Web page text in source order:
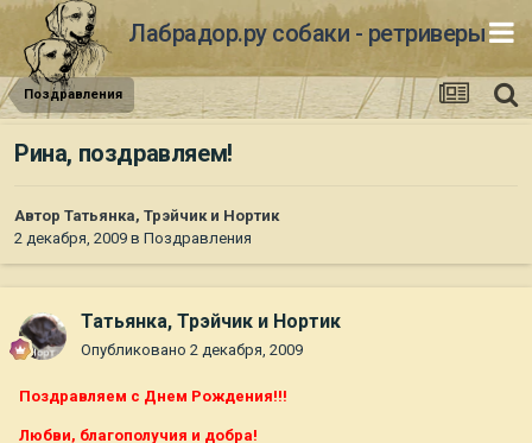
Лабрадор.ру собаки - ретриверы
Поздравления
Рина, поздравляем!
Автор Татьянка, Трэйчик и Нортик
2 декабря, 2009 в Поздравления
Татьянка, Трэйчик и Нортик
Опубликовано 2 декабря, 2009
Поздравляем с Днем Рождения!!!
Любви, благополучия и добра!